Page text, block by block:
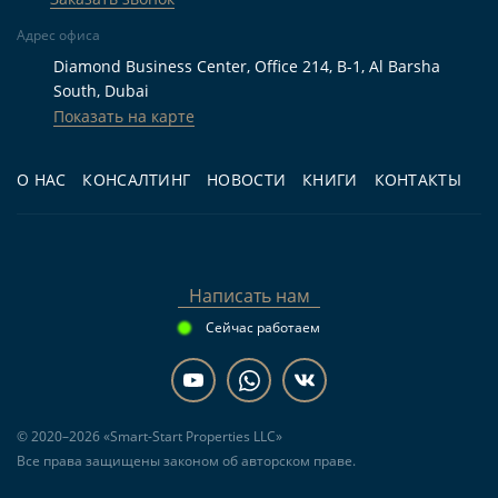
представлено в разделе
Jumeirah. Ближайшая к комплексу станция —
Atlantis Aquaventure: посмотреть предложения
рядом можно в разделе
семье, которая ищет готовую
резиденцию в Дубае с 4 спальнями, большой
расположением у воды.
рассматривающему сдачу в аренду после
О НАС КОНСАЛТИНГ НОВОСТИ КНИГИ КОНТАКТЫ
Адрес офиса
Diamond Business Center, Office 214, B-1, Al Barsha
South, Dubai
Показать на карте
Написать нам
Сейчас работаем
© 2020–2026 «Smart-Start Properties LLC»
Все права защищены законом об авторском праве.